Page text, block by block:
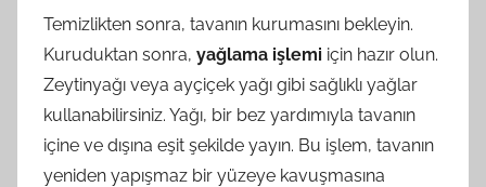
Temizlikten sonra, tavanın kurumasını bekleyin.
Kuruduktan sonra, yağlama işlemi için hazır olun.
Zeytinyağı veya ayçiçek yağı gibi sağlıklı yağlar
kullanabilirsiniz. Yağı, bir bez yardımıyla tavanın
içine ve dışına eşit şekilde yayın. Bu işlem, tavanın
yeniden yapışmaz bir yüzeye kavuşmasına